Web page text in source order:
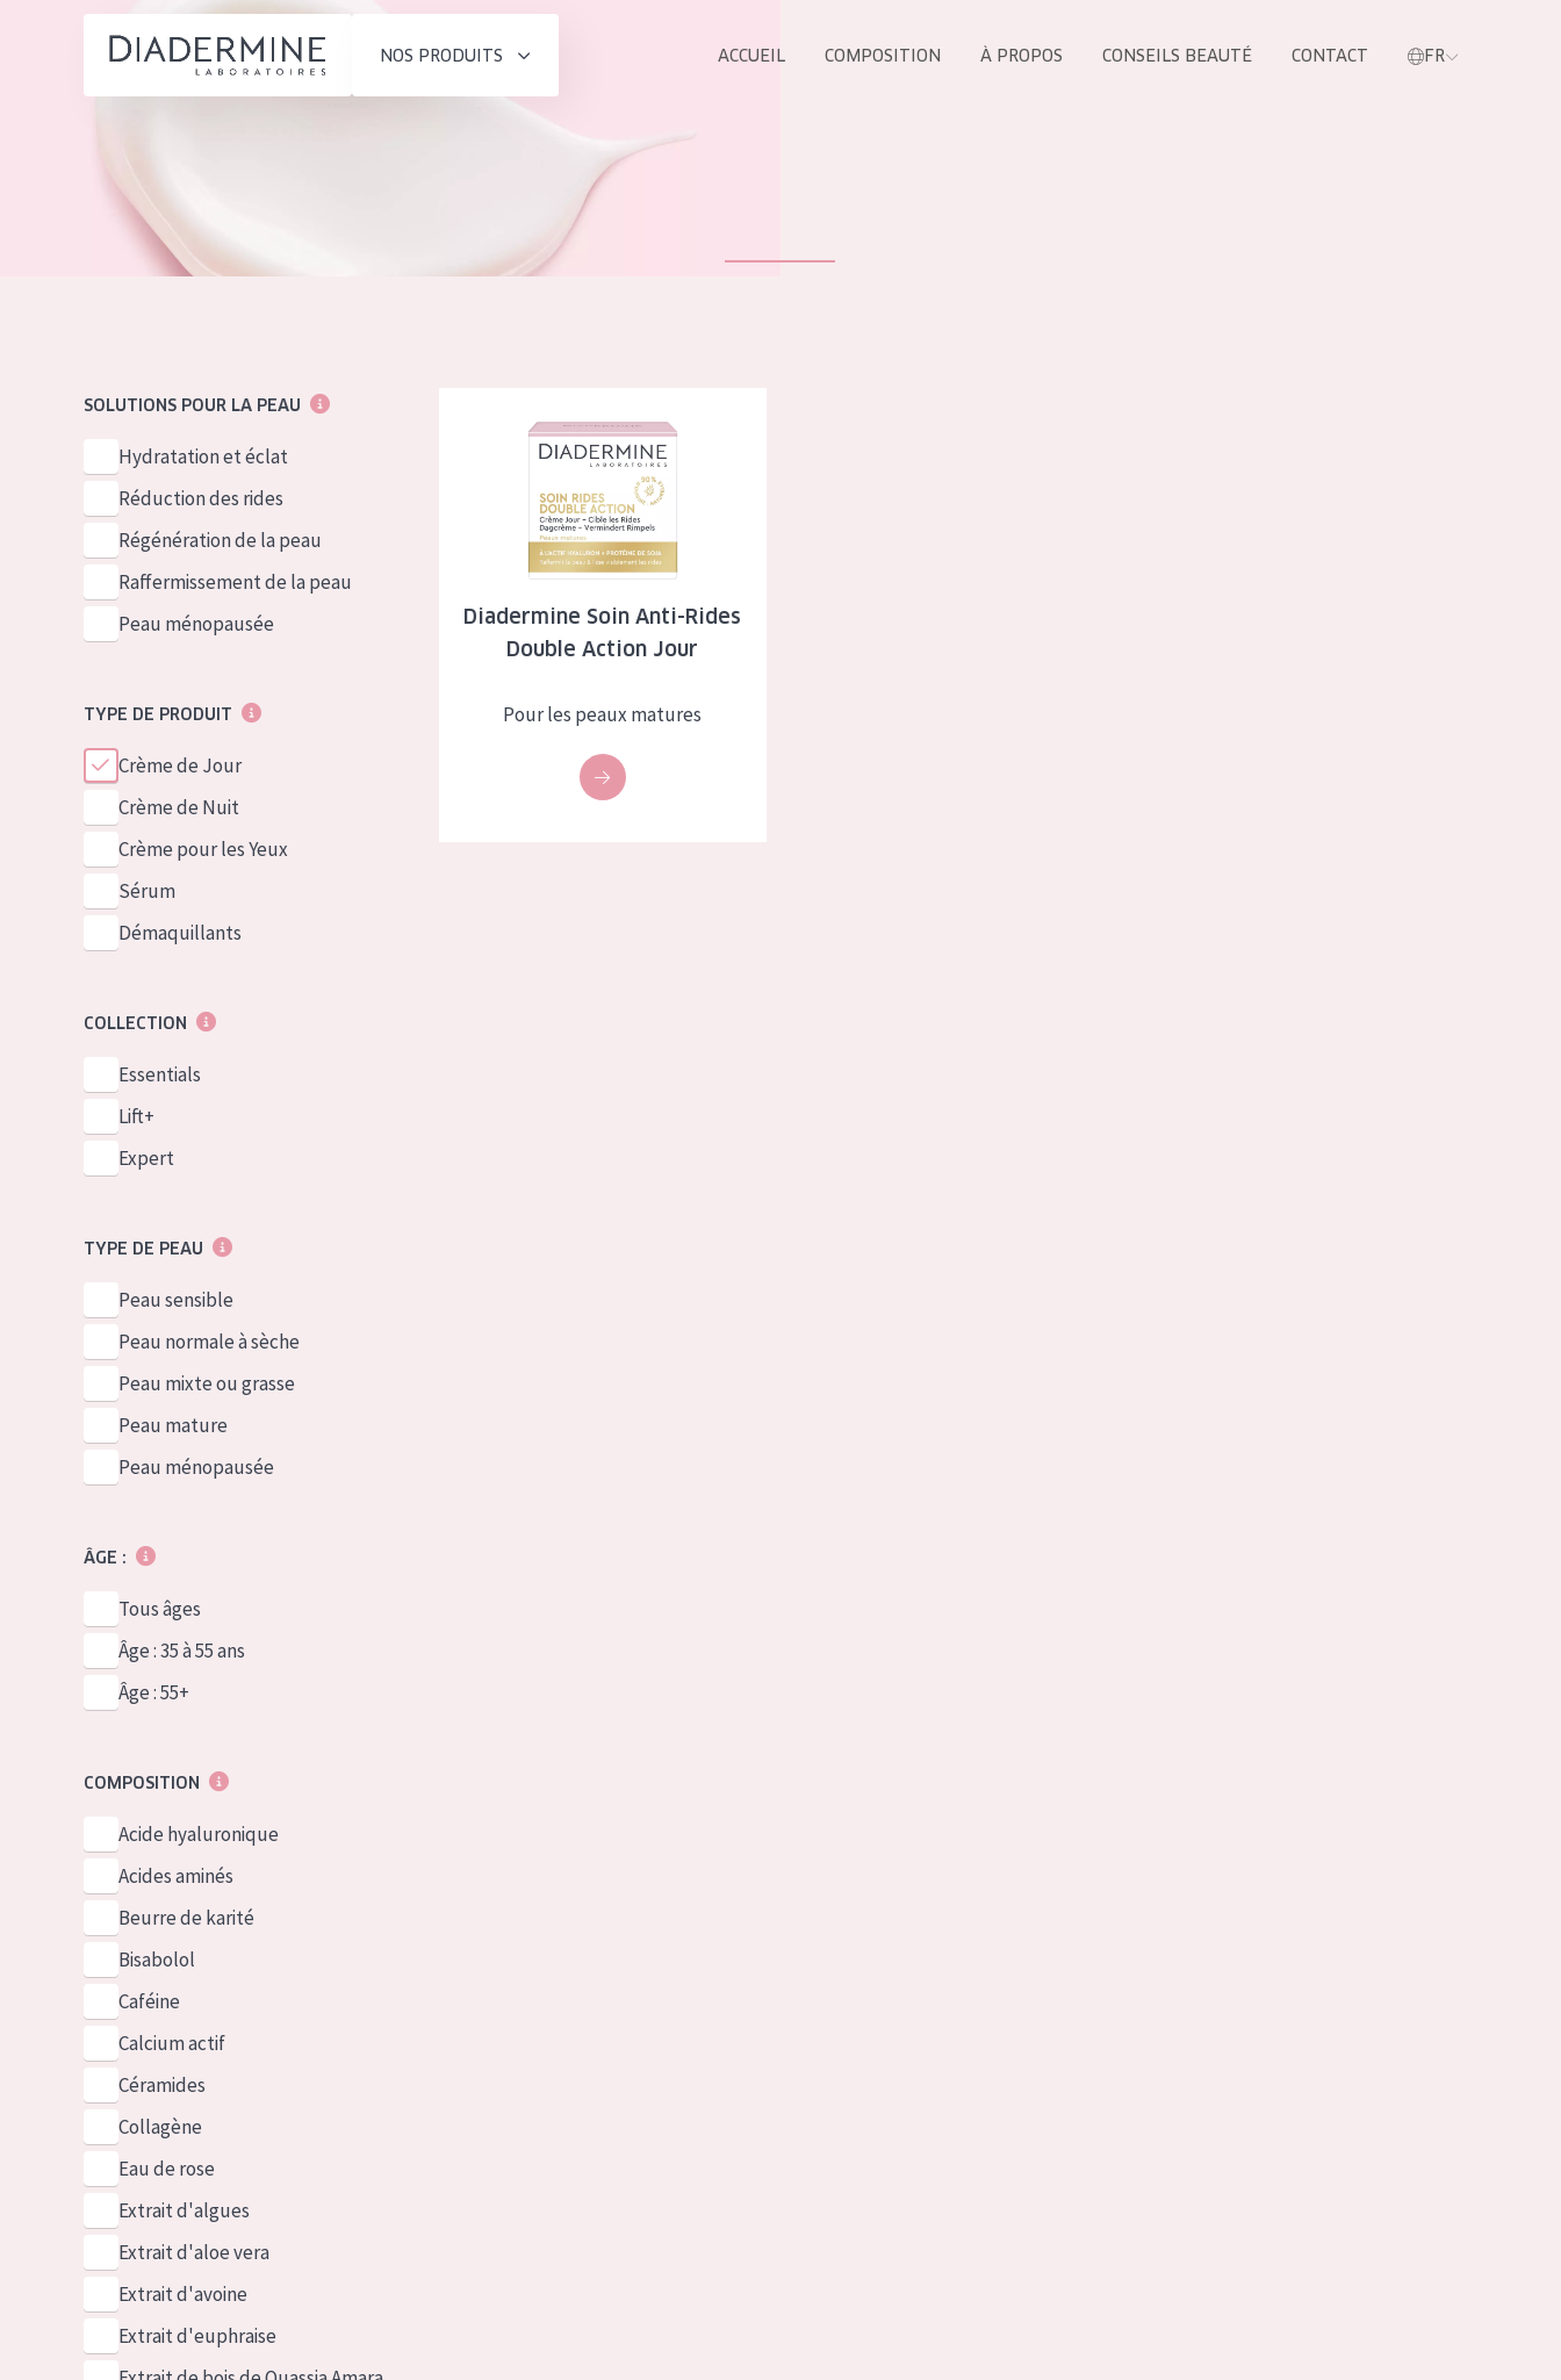
NOS PRODUITS
Hydratation et éclat
Réduction des rides
Peau ménopausée
Crème de Nuit
Peau normale à sèche
Peau mixte ou grasse
Peau mature
ÂGE :
Tous âges
Âge : 35 à 55 ans
Âge : 55+
ACCUEIL COMPOSITION À PROPOS CONSEILS BEAUTÉ CONTACT FR
SOLUTIONS POUR LA PEAU
Hydratation et éclat
Réduction des rides
Régénération de la peau
Raffermissement de la peau
Peau ménopausée
TYPE DE PRODUIT
Crème de Jour
Crème de Nuit
Crème pour les Yeux
Sérum
Démaquillants
COLLECTION
Essentials
Lift+
Expert
TYPE DE PEAU
Peau sensible
Peau normale à sèche
Peau mixte ou grasse
Peau mature
Peau ménopausée
ÂGE :
Tous âges
Âge : 35 à 55 ans
Âge : 55+
COMPOSITION
Acide hyaluronique
Acides aminés
Beurre de karité
Bisabolol
Caféine
Calcium actif
Céramides
Collagène
Eau de rose
Extrait d'algues
Extrait d'aloe vera
Extrait d'avoine
Extrait d'euphraise
Diadermine Soin Anti-Rides
Double Action Jour
Pour les peaux matures